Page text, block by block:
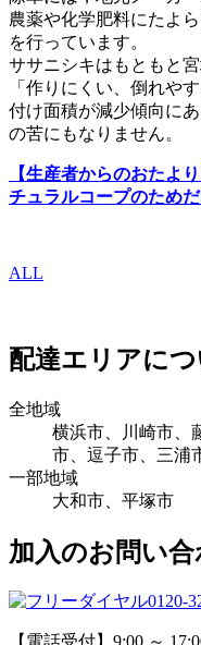
農薬や化学肥料にたよ
を行っています。
ササニシキはもともと
「作りにくい、倒れや
付け面積が減少傾向に
の苦にもなりません。
【生産者からのおたよ
チュラルコープのため
ALL
配達エリアにつ
全地域
横浜市、川崎市、
市、逗子市、三浦
一部地域
大和市、平塚市
加入のお問い合
0120-